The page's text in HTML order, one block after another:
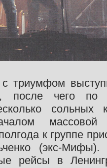
триумфом
после чего
сольных
к группе
(экс-
рейсы в